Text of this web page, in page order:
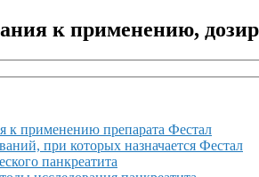
к применению,
к применению препарата Фестал
при которых назначается Фестал
панкреатита